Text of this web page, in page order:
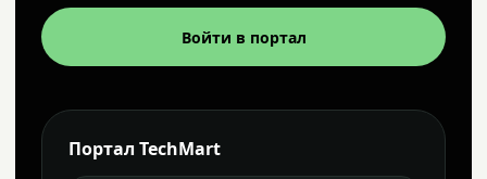
Войти в портал
Портал TechMart